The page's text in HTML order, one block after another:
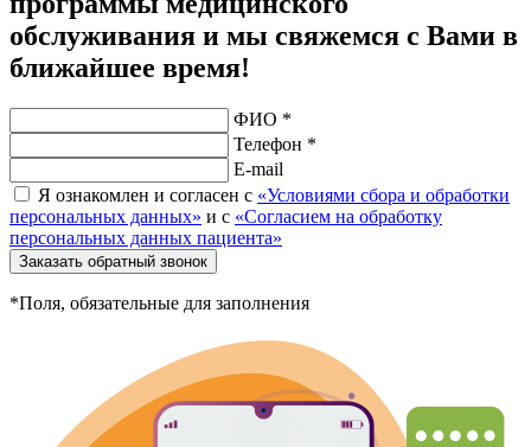
обслуживания и мы свяжемся с Вами в
ближайшее время!
ФИО *
Телефон *
E-mail
Я ознакомлен и согласен с «Условиями сбора и обработки
персональных данных» и с «Согласием на обработку
персональных данных пациента»
Заказать обратный звонок
*Поля, обязательные для заполнения